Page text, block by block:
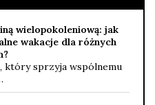
wielopokoleniową: jak
wakacje dla różnych
który sprzyja wspólnemu